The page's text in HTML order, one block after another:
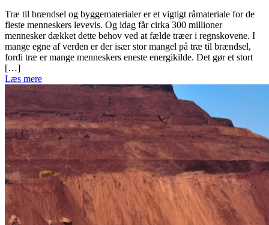
Træ til brændsel og byggematerialer er et vigtigt råmateriale for de
fleste menneskers levevis. Og idag får cirka 300 millioner
mennesker dækket dette behov ved at fælde træer i regnskovene. I
mange egne af verden er der især stor mangel på træ til brændsel,
fordi træ er mange menneskers eneste energikilde. Det gør et stort
[…]
Læs mere